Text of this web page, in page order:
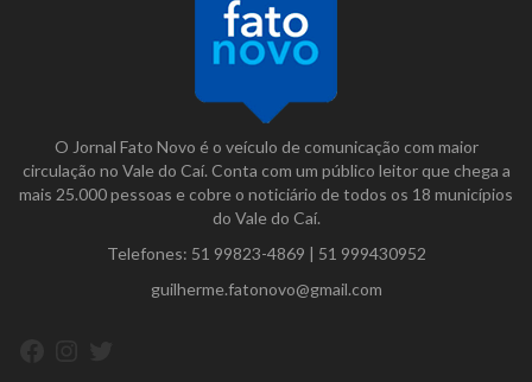
O Jornal Fato Novo é o veículo de comunicação com maior
circulação no Vale do Caí. Conta com um público leitor que chega a
mais 25.000 pessoas e cobre o noticiário de todos os 18 municípios
do Vale do Caí.
Telefones: 51 99823-4869 | 51 999430952
guilherme.fatonovo@gmail.com